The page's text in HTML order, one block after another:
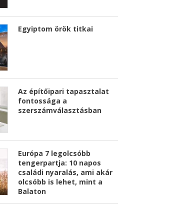
Egyiptom örök titkai
Az építőipari tapasztalat
fontossága a
szerszámválasztásban
Európa 7 legolcsóbb
tengerpartja: 10 napos
családi nyaralás, ami akár
olcsóbb is lehet, mint a
Balaton